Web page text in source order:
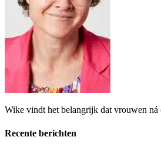
Wike vindt het belangrijk dat vrouwen
Recente berichten